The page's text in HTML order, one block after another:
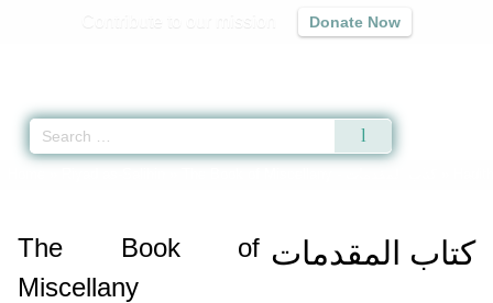
Donate Now
كتاب المقدمات The Book of
Miscellany